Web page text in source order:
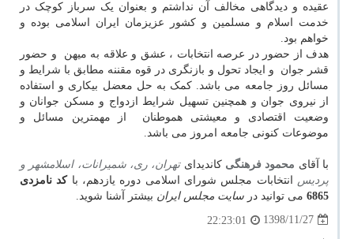
عقیده و دیدگاهی مخالف آن نداشتم و بعنوان یک سرباز کوچک در
خدمت اسلام و مسلمین و کشور عزیزمان ایران اسلامی بوده و
خواهم بود.
هدف از حضور در عرصه انتخابات ، عشق و علاقه به میهن و حضور
قشر جوان و ایجاد تحول و بازنگری در قوه مقننه مطابق با شرایط و
مسائل روز جامعه می باشد. کمک به حل معضل بیکاری و استفاده
از نیروی جوان و همچنین تسهیل شرایط ازدواج و مسکن جوانان و
وضعیت اقتصادی و معیشتی هموطنان از مهمترین مسائل و
موضوعات کنونی جامعه امروز می باشد.
با آقای محمود فرهنگی کاندیدایتهران، ری، شمیرانات، اسلامشهر و
پردیس انتخابات مجلس شورای اسلامی دوره یازدهم، باکد نامزدی
6865 می توانید در سایت مجلس ایران بیشتر آشنا شوید.
1398/11/27
22:23:01